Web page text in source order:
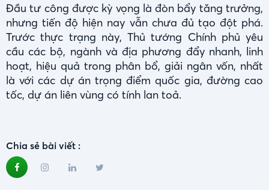
Đầu tư công được kỳ vọng là đòn bẩy tăng trưởng,
nhưng tiến độ hiện nay vẫn chưa đủ tạo đột phá.
Trước thực trạng này, Thủ tướng Chính phủ yêu
cầu các bộ, ngành và địa phương đẩy nhanh, linh
hoạt, hiệu quả trong phân bổ, giải ngân vốn, nhất
là với các dự án trọng điểm quốc gia, đường cao
tốc, dự án liên vùng có tính lan toả.
Chia sẻ bài viết :